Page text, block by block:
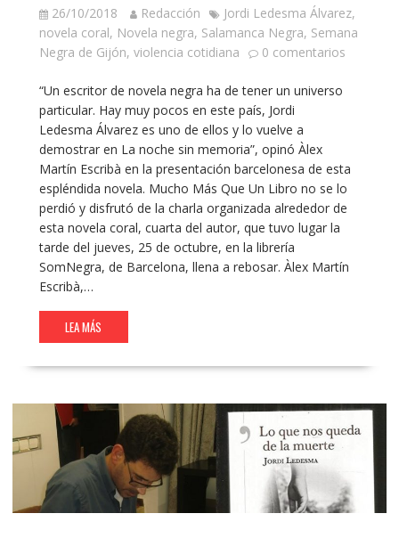
26/10/2018 Redacción Jordi Ledesma Álvarez,
novela coral, Novela negra, Salamanca Negra, Semana
Negra de Gijón, violencia cotidiana 0 comentarios
“Un escritor de novela negra ha de tener un universo
particular. Hay muy pocos en este país, Jordi
Ledesma Álvarez es uno de ellos y lo vuelve a
demostrar en La noche sin memoria”, opinó Àlex
Martín Escribà en la presentación barcelonesa de esta
espléndida novela. Mucho Más Que Un Libro no se lo
perdió y disfrutó de la charla organizada alrededor de
esta novela coral, cuarta del autor, que tuvo lugar la
tarde del jueves, 25 de octubre, en la librería
SomNegra, de Barcelona, llena a rebosar. Àlex Martín
Escribà,…
LEA MÁS